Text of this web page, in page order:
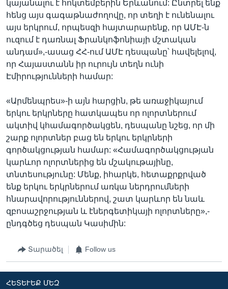
կայանալու է հոկտեմբերին Երևանում: Ընտրել ենք
հենց այս գագաթնաժողովը, որ տեղի է ունենալու
այս երկրում, որպեսզի հայտարարենք, որ ԱՄԷ-ն
ուզում է դառնալ Ֆրանկոֆոնիայի մշտական
անդամ»,-ասաց ՀՀ-ում ԱՄԷ դեսպանը՝ հավելելով,
որ Հայաստանն իր ուրույն տեղն ունի
Էմիրությունների համար:
«Արմենպրես»-ի այն հարցին, թե առաջիկայում
երկու երկրները հատկապես որ ոլորտներում
ակտիվ կհամագործակցեն, դեսպանը նշեց, որ մի
շարք ոլորտներ բաց են երկու երկրների
գործակցության համար: «Համագործակցության
կարևոր ոլորտներից են մշակութայինը,
տնտեսությունը: Մենք, իհարկե, հետաքրքրված
ենք երկու երկրներում առկա ներդրումների
հնարավորություններով, շատ կարևոր են նաև
զբոսաշրջության և էներգետիկայի ոլորտները»,-
ընդգծեց դեսպան Կասիմին:
Տարածել Follow us
ՀԵՏԵՒԵՔ ՄԵԶ